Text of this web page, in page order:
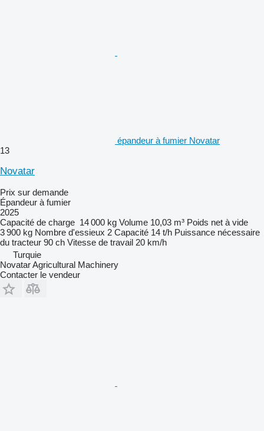
épandeur à fumier Novatar
13
Novatar
Prix sur demande
Épandeur à fumier
2025
Capacité de charge 14 000 kg Volume 10,03 m³ Poids net à vide
3 900 kg Nombre d'essieux 2 Capacité 14 t/h Puissance nécessaire
du tracteur 90 ch Vitesse de travail 20 km/h
Turquie
Novatar Agricultural Machinery
Contacter le vendeur